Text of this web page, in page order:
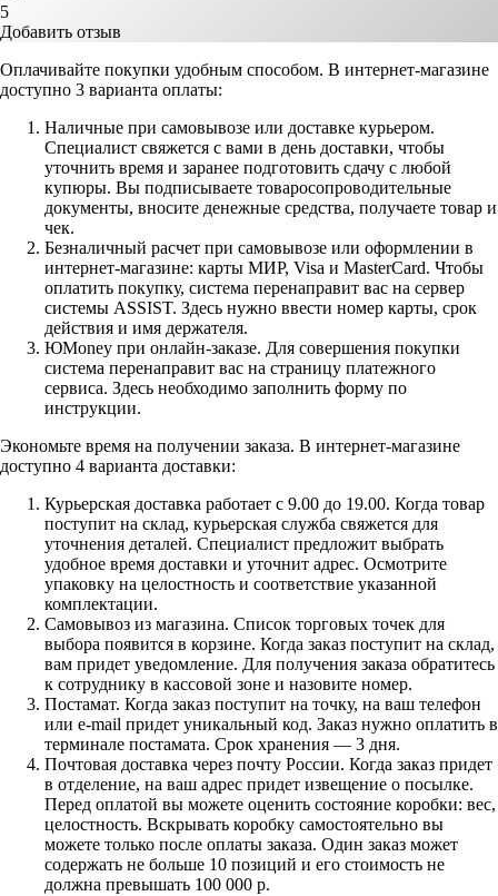
5
Добавить отзыв
Оплачивайте покупки удобным способом. В интернет-магазине
доступно 3 варианта оплаты:
Наличные при самовывозе или доставке курьером.
Специалист свяжется с вами в день доставки, чтобы
уточнить время и заранее подготовить сдачу с любой
купюры. Вы подписываете товаросопроводительные
документы, вносите денежные средства, получаете товар и
чек.
Безналичный расчет при самовывозе или оформлении в
интернет-магазине: карты МИР, Visa и MasterCard. Чтобы
оплатить покупку, система перенаправит вас на сервер
системы ASSIST. Здесь нужно ввести номер карты, срок
действия и имя держателя.
ЮMoney при онлайн-заказе. Для совершения покупки
система перенаправит вас на страницу платежного
сервиса. Здесь необходимо заполнить форму по
инструкции.
Экономьте время на получении заказа. В интернет-магазине
доступно 4 варианта доставки:
Курьерская доставка работает с 9.00 до 19.00. Когда товар
поступит на склад, курьерская служба свяжется для
уточнения деталей. Специалист предложит выбрать
удобное время доставки и уточнит адрес. Осмотрите
упаковку на целостность и соответствие указанной
комплектации.
Самовывоз из магазина. Список торговых точек для
выбора появится в корзине. Когда заказ поступит на склад,
вам придет уведомление. Для получения заказа обратитесь
к сотруднику в кассовой зоне и назовите номер.
Постамат. Когда заказ поступит на точку, на ваш телефон
или e-mail придет уникальный код. Заказ нужно оплатить в
терминале постамата. Срок хранения — 3 дня.
Почтовая доставка через почту России. Когда заказ придет
в отделение, на ваш адрес придет извещение о посылке.
Перед оплатой вы можете оценить состояние коробки: вес,
целостность. Вскрывать коробку самостоятельно вы
можете только после оплаты заказа. Один заказ может
содержать не больше 10 позиций и его стоимость не
должна превышать 100 000 р.